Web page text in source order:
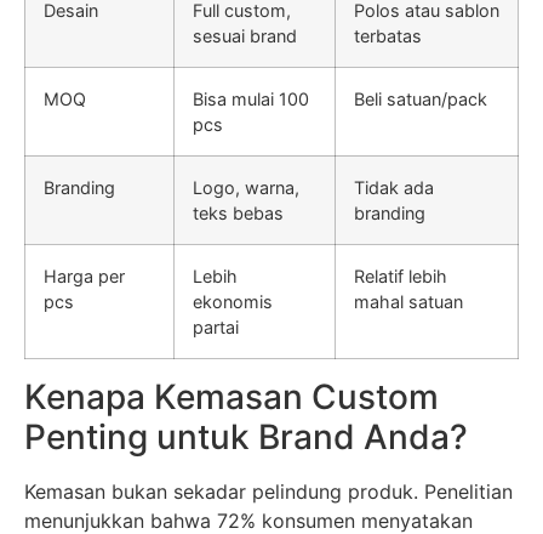
Desain
Full custom,
sesuai brand
Polos atau sablon
terbatas
MOQ
Bisa mulai 100
pcs
Beli satuan/pack
Branding
Logo, warna,
teks bebas
Tidak ada
branding
Harga per
pcs
Lebih
ekonomis
partai
Relatif lebih
mahal satuan
Kenapa Kemasan Custom
Penting untuk Brand Anda?
Kemasan bukan sekadar pelindung produk. Penelitian
menunjukkan bahwa 72% konsumen menyatakan